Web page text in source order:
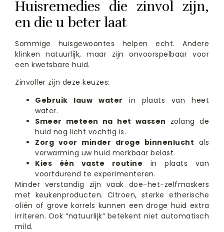
Huisremedies die zinvol zijn,
en die u beter laat
Sommige huisgewoontes helpen echt. Andere
klinken natuurlijk, maar zijn onvoorspelbaar voor
een kwetsbare huid.
Zinvoller zijn deze keuzes:
Gebruik lauw water in plaats van heet
water.
Smeer meteen na het wassen zolang de
huid nog licht vochtig is.
Zorg voor minder droge binnenlucht als
verwarming uw huid merkbaar belast.
Kies één vaste routine in plaats van
voortdurend te experimenteren.
Minder verstandig zijn vaak doe-het-zelfmaskers
met keukenproducten. Citroen, sterke etherische
oliën of grove korrels kunnen een droge huid extra
irriteren. Ook “natuurlijk” betekent niet automatisch
mild.